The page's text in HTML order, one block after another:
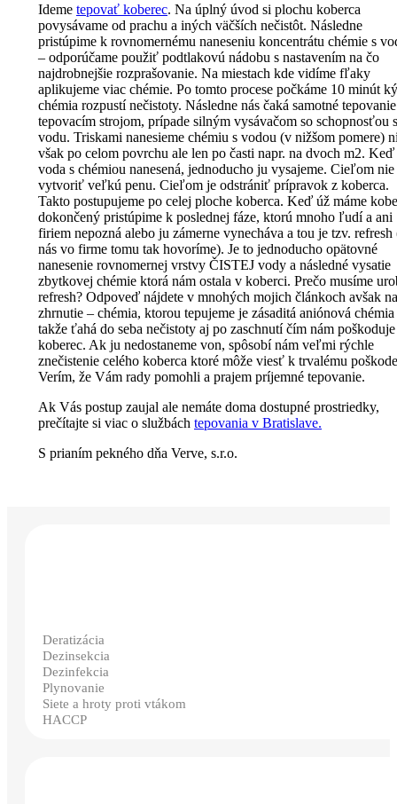
Ideme tepovať koberec. Na úplný úvod si plochu koberca
povysávame od prachu a iných väčších nečistôt. Následne
pristúpime k rovnomernému naneseniu koncentrátu chémie s
– odporúčame použiť podtlakovú nádobu s nastavením na čo
najdrobnejšie rozprašovanie. Na miestach kde vidíme fľaky
aplikujeme viac chémie. Po tomto procese počkáme 10 minút
chémia rozpustí nečistoty. Následne nás čaká samotné tepovanie
tepovacím strojom, prípade silným vysávačom so schopnosťou
vodu. Triskami nanesieme chémiu s vodou (v nižšom pomere)
však po celom povrchu ale len po časti napr. na dvoch m2. Keď
voda s chémiou nanesená, jednoducho ju vysajeme. Cieľom nie
vytvoriť veľkú penu. Cieľom je odstrániť prípravok z koberca.
Takto postupujeme po celej ploche koberca. Keď úž máme
dokončený pristúpime k poslednej fáze, ktorú mnoho ľudí a ani
firiem nepozná alebo ju zámerne vynecháva a tou je tzv. refresh
nás vo firme tomu tak hovoríme). Je to jednoducho opätovné
nanesenie rovnomernej vrstvy ČISTEJ vody a následné vysatie
zbytkovej chémie ktorá nám ostala v koberci. Prečo musíme
refresh? Odpoveď nájdete v mnohých mojich článkoch avšak na
zhrnutie – chémia, ktorou tepujeme je zásaditá aniónová chémia
takže ťahá do seba nečistoty aj po zaschnutí čím nám poškoduje
koberec. Ak ju nedostaneme von, spôsobí nám veľmi rýchle
znečistenie celého koberca ktoré môže viesť k trvalému
Verím, že Vám rady pomohli a prajem príjemné tepovanie.
Ak Vás postup zaujal ale nemáte doma dostupné prostriedky,
prečítajte si viac o službách tepovania v Bratislave.
S prianím pekného dňa Verve, s.r.o.
Deratizácia
Dezinsekcia
Dezinfekcia
Plynovanie
Siete a hroty proti vtákom
HACCP